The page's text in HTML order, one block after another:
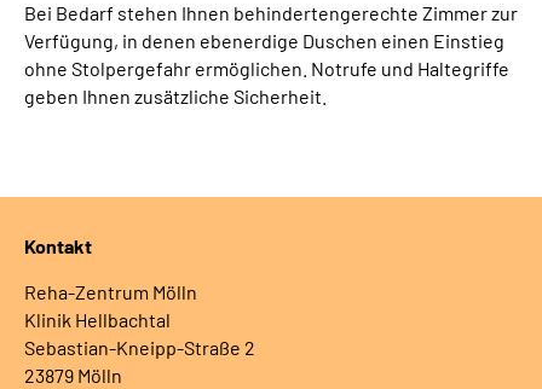
Bei Bedarf stehen Ihnen behindertengerechte Zimmer zur
Verfügung, in denen ebenerdige Duschen einen Einstieg
ohne Stolpergefahr ermöglichen. Notrufe und Haltegriffe
geben Ihnen zusätzliche Sicherheit.
Kontakt
Reha-Zentrum Mölln
Klinik Hellbachtal
Sebastian-Kneipp-Straße 2
23879 Mölln